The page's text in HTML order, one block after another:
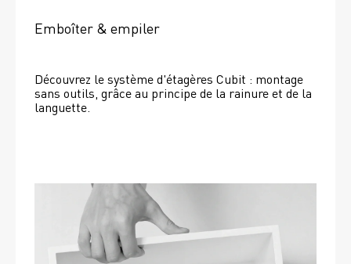
Emboîter & empiler
Découvrez le système d'étagères Cubit : montage
sans outils, grâce au principe de la rainure et de la
languette.